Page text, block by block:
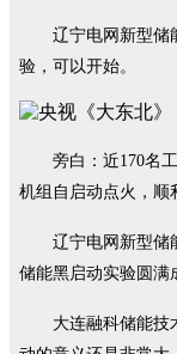
辽宁电网新型储能
验，可以开始。
旁白：近170名工
机组自启动点火，顺
辽宁电网新型储能
储能黑启动实验圆满
大连融科储能技